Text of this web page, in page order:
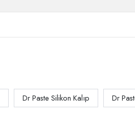
Dr Paste Silikon Kalıp Dr